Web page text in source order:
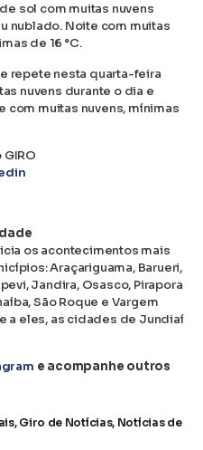
sol com muitas nuvens
nublado. Noite com muitas
de 16 °C.
repete nesta quarta-feira
nuvens durante o dia e
muitas nuvens, mínimas
os acontecimentos mais
Araçariguama, Barueri,
Jandira, Osasco, Pirapora
São Roque e Vargem
a eles, as cidades de Jundiaí
e acompanhe outros
, Giro de Notícias, Notícias de